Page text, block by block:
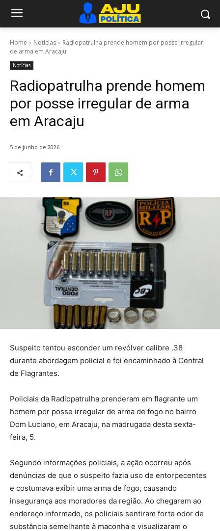
Home Notícias
Radiopatrulha prende homem por posse irregular
de arma em Aracaju
Notícias
Radiopatrulha prende homem
por posse irregular de arma
em Aracaju
5 de junho de 2026
Suspeito tentou esconder um revólver calibre .38
durante abordagem policial e foi encaminhado à Central
de Flagrantes.
Policiais da Radiopatrulha prenderam em flagrante um
homem por posse irregular de arma de fogo no bairro
Dom Luciano, em Aracaju, na madrugada desta sexta-
feira, 5.
Segundo informações policiais, a ação ocorreu após
denúncias de que o suspeito fazia uso de entorpecentes
e costumava exibir uma arma de fogo, causando
insegurança aos moradores da região. Ao chegarem ao
endereço informado, os policiais sentiram forte odor de
substância semelhante à maconha e visualizaram o